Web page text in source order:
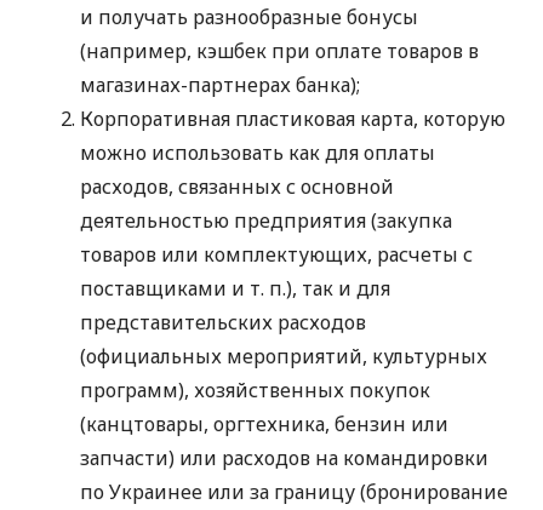
и получать разнообразные бонусы
(например, кэшбек при оплате товаров в
магазинах-партнерах банка);
Корпоративная пластиковая карта, которую
можно использовать как для оплаты
расходов, связанных с основной
деятельностью предприятия (закупка
товаров или комплектующих, расчеты с
поставщиками и т. п.), так и для
представительских расходов
(официальных мероприятий, культурных
программ), хозяйственных покупок
(канцтовары, оргтехника, бензин или
запчасти) или расходов на командировки
по Украинее или за границу (бронирование